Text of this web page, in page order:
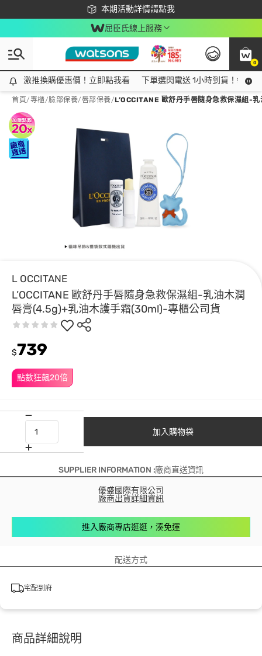
本期活動詳情請點我
下載app最高回饋$350
屈臣氏線上服務
0
激推換購優惠價！立即點我看
激推換購優惠價！立即點我看 下單選閃電送 1小時到貨！領神
首頁/專櫃/臉部保養/唇部保養/L’OCCITANE 歐舒丹手唇隨身急救保濕組-
L OCCITANE
L’OCCITANE 歐舒丹手唇隨身急救保濕組-乳油木潤
唇膏(4.5g)+乳油木護手霜(30ml)-專櫃公司貨
點數狂飆20倍
$739
加入購物袋
SUPPLIER INFORMATION :廠商直送資訊
優盛國際有限公司
廠商出貨詳細資訊
進入廠商專店逛逛，湊免運
配送方式
宅配到府
商品詳細說明